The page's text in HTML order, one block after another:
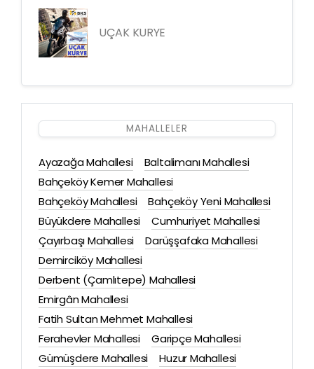
UÇAK KURYE
MAHALLELER
Ayazağa Mahallesi
Baltalimanı Mahallesi
Bahçeköy Kemer Mahallesi
Bahçeköy Mahallesi
Bahçeköy Yeni Mahallesi
Büyükdere Mahallesi
Cumhuriyet Mahallesi
Çayırbaşı Mahallesi
Darüşşafaka Mahallesi
Demirciköy Mahallesi
Derbent (Çamlıtepe) Mahallesi
Emirgân Mahallesi
Fatih Sultan Mehmet Mahallesi
Ferahevler Mahallesi
Garipçe Mahallesi
Gümüşdere Mahallesi
Huzur Mahallesi